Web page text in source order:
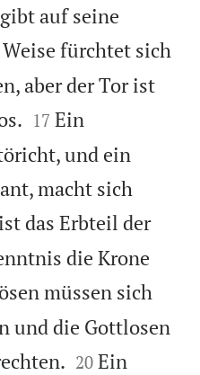
auf seine
fürchtet sich
aber der Tor ist


17 Ein
und ein
macht sich
das Erbteil der
die Krone
müssen sich
und die Gottlosen


20 Ein